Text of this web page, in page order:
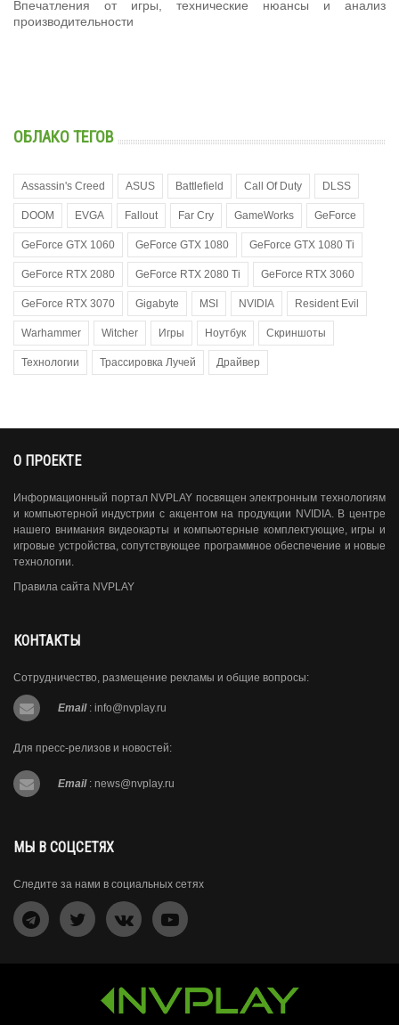
Впечатления от игры, технические нюансы и анализ
производительности
ОБЛАКО ТЕГОВ
Assassin's Creed ASUS Battlefield Call Of Duty DLSS
DOOM EVGA Fallout Far Cry GameWorks GeForce
GeForce GTX 1060 GeForce GTX 1080 GeForce GTX 1080 Ti
GeForce RTX 2080 GeForce RTX 2080 Ti GeForce RTX 3060
GeForce RTX 3070 Gigabyte MSI NVIDIA Resident Evil
Warhammer Witcher Игры Ноутбук Скриншоты
Технологии Трассировка Лучей Драйвер
О ПРОЕКТЕ
Информационный портал NVPLAY посвящен электронным технологиям
и компьютерной индустрии с акцентом на продукции NVIDIA. В центре
нашего внимания видеокарты и компьютерные комплектующие, игры и
игровые устройства, сопутствующее программное обеспечение и новые
технологии.
Правила сайта NVPLAY
КОНТАКТЫ
Сотрудничество, размещение рекламы и общие вопросы:
Email : info@nvplay.ru
Для пресс-релизов и новостей:
Email : news@nvplay.ru
МЫ В СОЦСЕТЯХ
Следите за нами в социальных сетях